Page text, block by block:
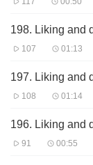
198. Liking and
107 01:13
197. Liking and
108 01:14
196. Liking and
91 00:55